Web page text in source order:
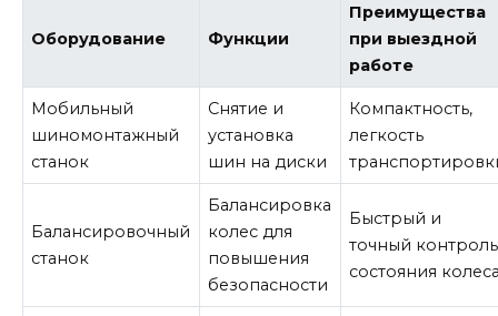
Оборудование Функции
Преимущества
при выездной
работе
Мобильный
шиномонтажный
станок
Снятие и
установка
шин на диски
Компактность,
легкость
Балансировочный
станок
Балансировка
колес для
повышения
безопасности
Быстрый и
точный контроль
состояния